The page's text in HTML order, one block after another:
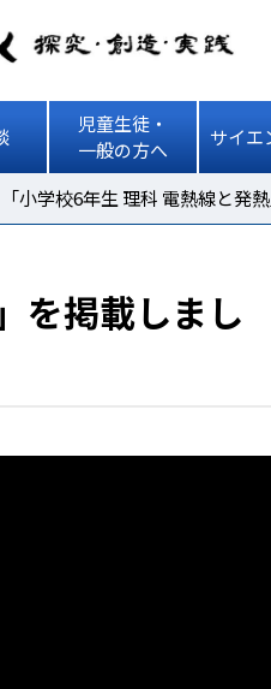
児童生徒・
一般の方へ
サイエ
「小学校6年生 理科 電熱線と発
を掲載しまし